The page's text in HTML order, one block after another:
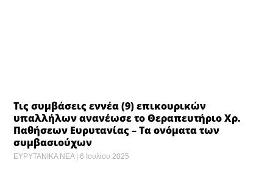
Τις συμβάσεις εννέα (9) επικουρικών
υπαλλήλων ανανέωσε το Θεραπευτήριο Χρ.
Παθήσεων Ευρυτανίας – Τα ονόματα των
συμβασιούχων
ΕΥΡΥΤΑΝΙΚΑ ΝΕΑ 6 Ιουλίου 2025